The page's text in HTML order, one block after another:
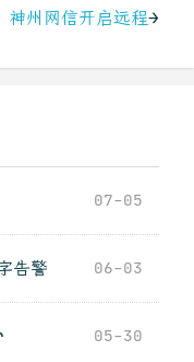
州网信开启远程→
07-05
告警 06-03
05-30